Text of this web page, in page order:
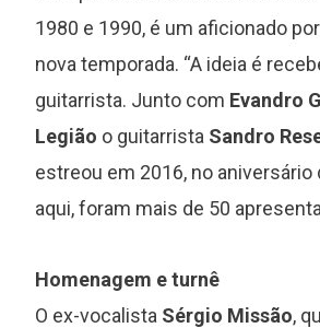
1980 e 1990, é um aficionado por
nova temporada. “A ideia é
guitarrista. Junto com Evandro
Legião o guitarrista Sandro
estreou em 2016, no aniversário
aqui, foram mais de 50
Homenagem e turnê
O ex-vocalista Sérgio Missão,